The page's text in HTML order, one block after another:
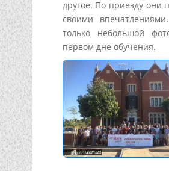
другое. По приезду они
своими
только небольшой
первом дне обучения.